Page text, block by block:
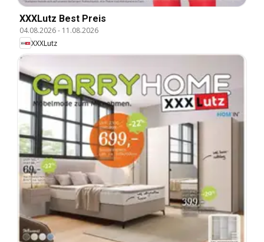
XXXLutz Best Preis
04.08.2026- 11.08.2026
XXXLutz